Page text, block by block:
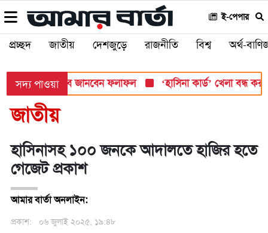
ই-পেপার
প্রচ্ছদ জাতীয় দেশজুড়ে রাজনীতি বিশ্ব অর্থ-
সদ্য পাওয়া
যেভাবে জানবেন ফলাফল ‘হাসিনা কার্ড’ খেলা বন্ধ করতে
জাতীয়
হাসিনাসহ ১০০ জনকে আদালতে হাজির হতে
গেজেট প্রকাশ
আমার বার্তা অনলাইন:
প্রকাশ: ০৬ জুলাই ২০২৫, ১৯:৪৮